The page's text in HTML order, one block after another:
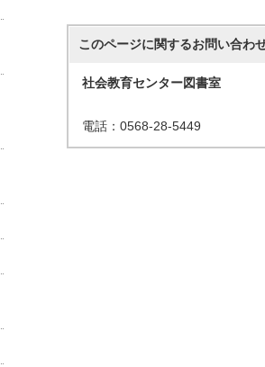
このページに関するお問い合わ
社会教育センター図書室
電話：0568-28-5449